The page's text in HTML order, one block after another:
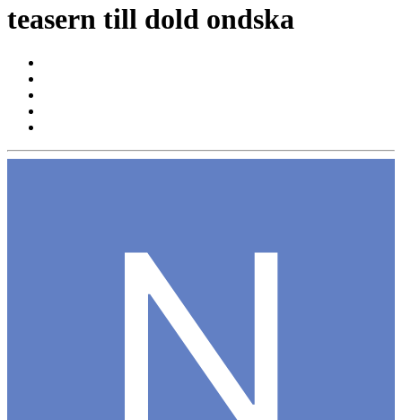
teasern till dold ondska